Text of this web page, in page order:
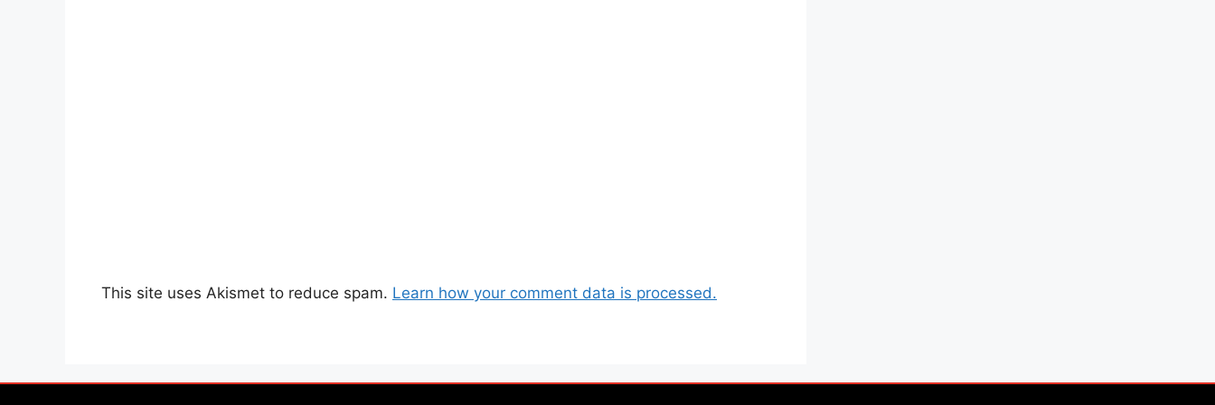
This site uses Akismet to reduce spam. Learn how your comment data is processed.